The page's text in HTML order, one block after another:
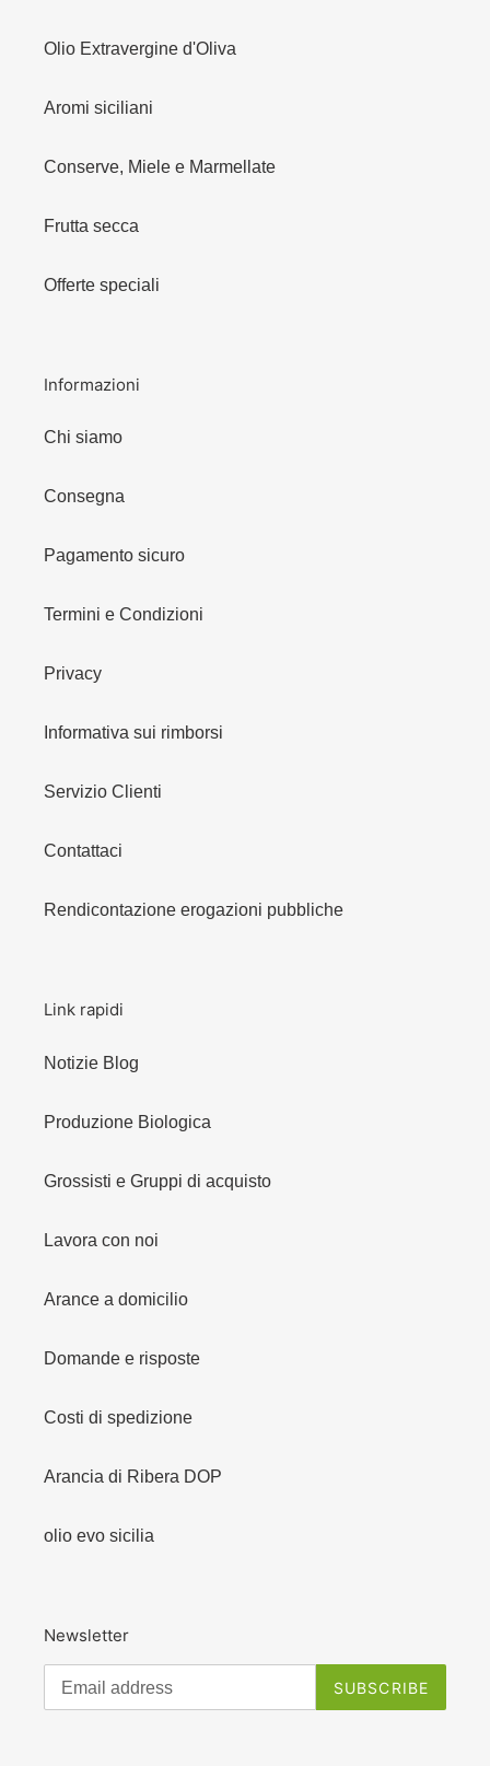
Olio Extravergine d'Oliva
Aromi siciliani
Conserve, Miele e Marmellate
Frutta secca
Offerte speciali
Informazioni
Chi siamo
Consegna
Pagamento sicuro
Termini e Condizioni
Privacy
Informativa sui rimborsi
Servizio Clienti
Contattaci
Rendicontazione erogazioni pubbliche
Link rapidi
Notizie Blog
Produzione Biologica
Grossisti e Gruppi di acquisto
Lavora con noi
Arance a domicilio
Domande e risposte
Costi di spedizione
Arancia di Ribera DOP
olio evo sicilia
Newsletter
SUBSCRIBE